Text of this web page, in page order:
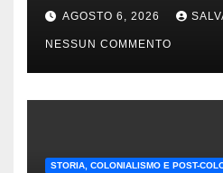
Storica delle Indie
AGOSTO 6, 2026
NESSUN COMMENTO
STORIA, COLONIALISMO E POST-